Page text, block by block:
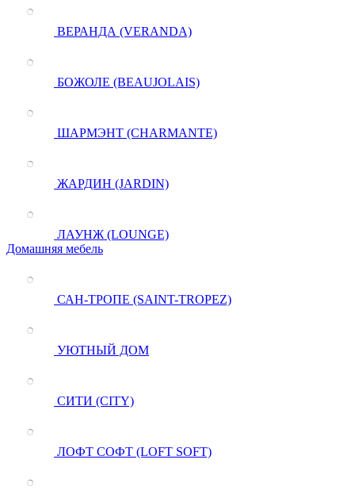
ВЕРАНДА (VERANDA)
БОЖОЛЕ (BEAUJOLAIS)
ШАРМЭНТ (CHARMANTE)
ЖАРДИН (JARDIN)
ЛАУНЖ (LOUNGE)
Домашняя мебель
САН-ТРОПЕ (SAINT-TROPEZ)
УЮТНЫЙ ДОМ
СИТИ (CITY)
ЛОФТ СОФТ (LOFT SOFT)